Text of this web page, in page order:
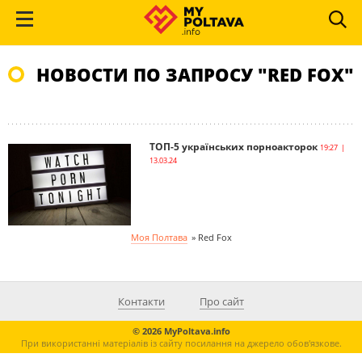
НОВОСТИ ПО ЗАПРОСУ "RED FOX"
ТОП-5 українських порноакторок 19:27 |
13.03.24
Моя Полтава » Red Fox
Контакти Про сайт
© 2026 MyPoltava.info
При використанні матеріалів із сайту посилання на джерело обов'язкове.